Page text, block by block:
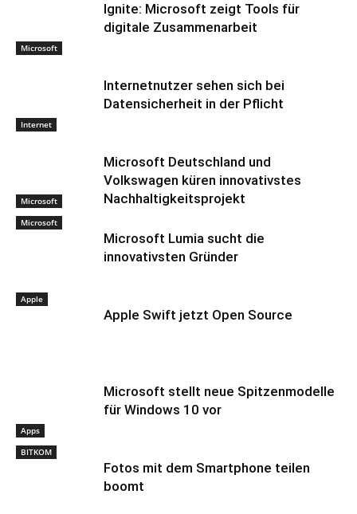
Microsoft
Ignite: Microsoft zeigt Tools für
digitale Zusammenarbeit
Internet
Internetnutzer sehen sich bei
Datensicherheit in der Pflicht
Microsoft
Microsoft Deutschland und
Volkswagen küren innovativstes
Nachhaltigkeitsprojekt
Microsoft
Microsoft Lumia sucht die
innovativsten Gründer
Apple
Apple Swift jetzt Open Source
Apps
Microsoft stellt neue Spitzenmodelle
für Windows 10 vor
BITKOM
Fotos mit dem Smartphone teilen
boomt